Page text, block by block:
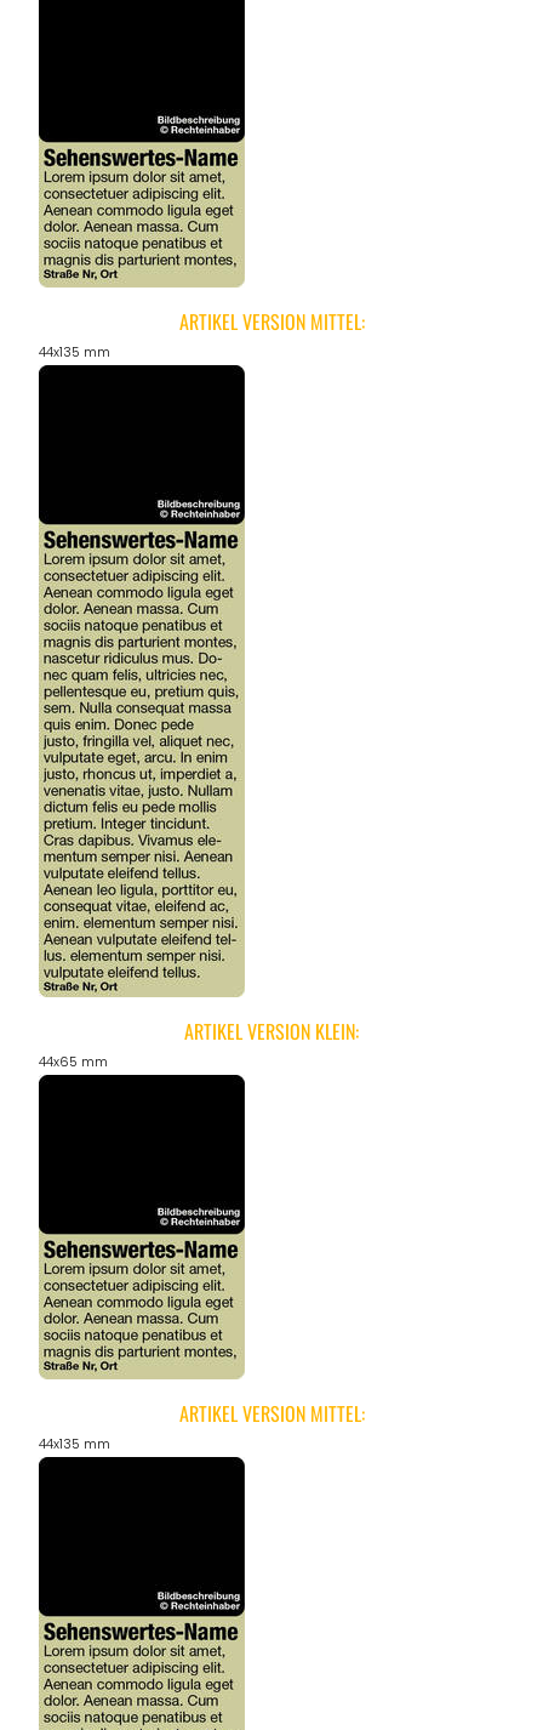
ARTIKEL VERSION MITTEL:
44x135 mm
ARTIKEL VERSION KLEIN:
44x65 mm
ARTIKEL VERSION MITTEL:
44x135 mm